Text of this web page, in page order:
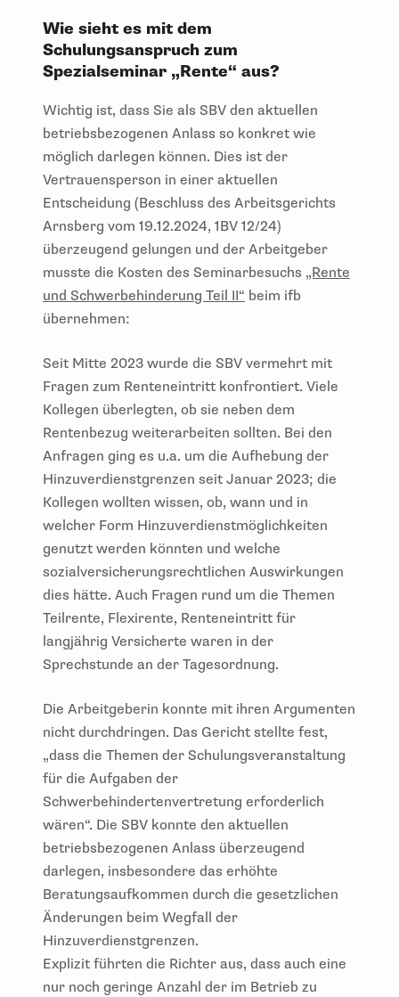
Wie sieht es mit dem
Schulungsanspruch zum
Spezialseminar „Rente“ aus?
Wichtig ist, dass Sie als SBV den aktuellen
betriebsbezogenen Anlass so konkret wie
möglich darlegen können. Dies ist der
Vertrauensperson in einer aktuellen
Entscheidung (Beschluss des Arbeitsgerichts
Arnsberg vom 19.12.2024, 1BV 12/24)
überzeugend gelungen und der Arbeitgeber
musste die Kosten des Seminarbesuchs „Rente
und Schwerbehinderung Teil II“ beim ifb
übernehmen:
Seit Mitte 2023 wurde die SBV vermehrt mit
Fragen zum Renteneintritt konfrontiert. Viele
Kollegen überlegten, ob sie neben dem
Rentenbezug weiterarbeiten sollten. Bei den
Anfragen ging es u.a. um die Aufhebung der
Hinzuverdienstgrenzen seit Januar 2023; die
Kollegen wollten wissen, ob, wann und in
welcher Form Hinzuverdienstmöglichkeiten
genutzt werden könnten und welche
sozialversicherungsrechtlichen Auswirkungen
dies hätte. Auch Fragen rund um die Themen
Teilrente, Flexirente, Renteneintritt für
langjährig Versicherte waren in der
Sprechstunde an der Tagesordnung.
Die Arbeitgeberin konnte mit ihren Argumenten
nicht durchdringen. Das Gericht stellte fest,
„dass die Themen der Schulungsveranstaltung
für die Aufgaben der
Schwerbehindertenvertretung erforderlich
wären“. Die SBV konnte den aktuellen
betriebsbezogenen Anlass überzeugend
darlegen, insbesondere das erhöhte
Beratungsaufkommen durch die gesetzlichen
Änderungen beim Wegfall der
Hinzuverdienstgrenzen.
Explizit führten die Richter aus, dass auch eine
nur noch geringe Anzahl der im Betrieb zu